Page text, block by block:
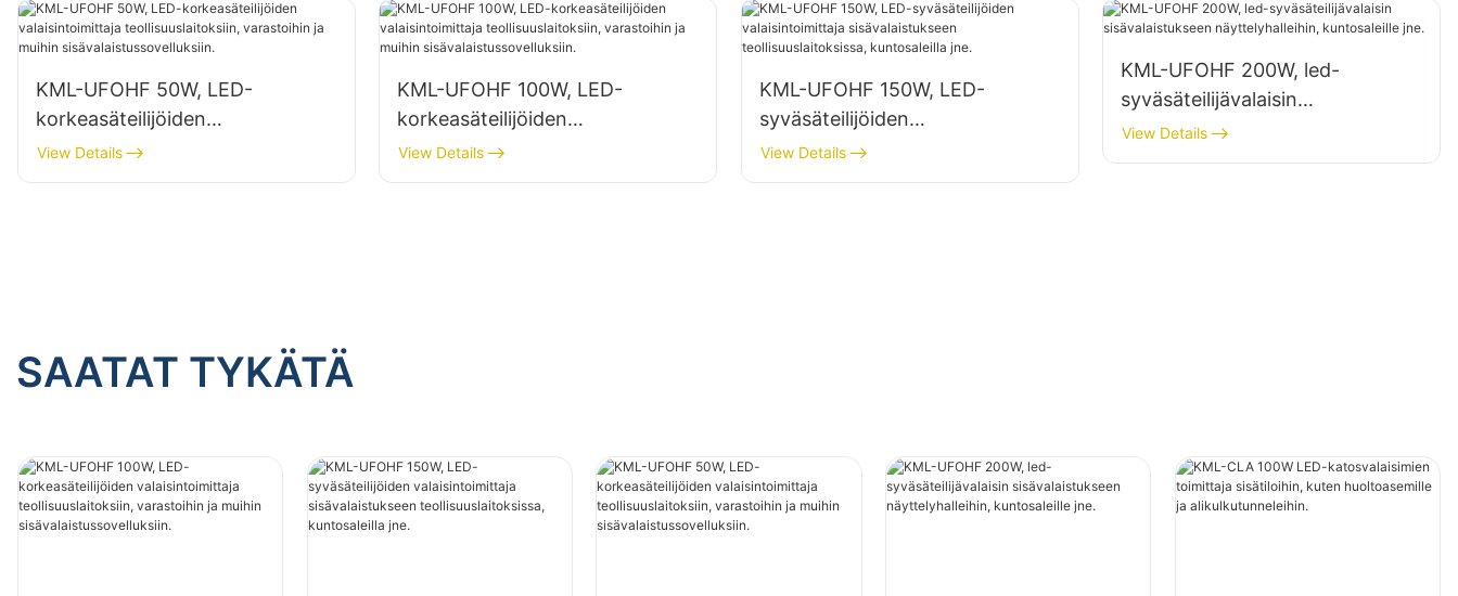
KML-UFOHF 50W, LED-
korkeasäteilijöiden
valaisintoimittaja
teollisuuslaitoksiin, varastoihin ja
View Details
KML-UFOHF 100W, LED-
korkeasäteilijöiden
valaisintoimittaja
teollisuuslaitoksiin, varastoihin ja
View Details
KML-UFOHF 150W, LED-
syväsäteilijöiden
valaisintoimittaja
sisävalaistukseen
View Details
KML-UFOHF 200W, led-
syväsäteilijävalaisin
sisävalaistukseen
näyttelyhalleihin, kuntosaleille
View Details
SAATAT TYKÄTÄ